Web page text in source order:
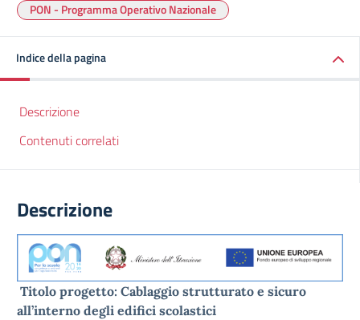
PON - Programma Operativo Nazionale
Indice della pagina
Descrizione
Contenuti correlati
Descrizione
Titolo progetto: Cablaggio strutturato e sicuro
all’interno degli edifici scolastici